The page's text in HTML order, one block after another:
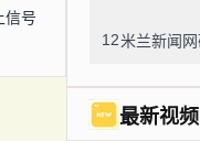
信号
12
最新视频